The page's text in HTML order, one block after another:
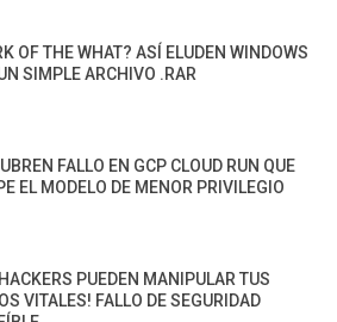
OF THE WHAT? ASÍ ELUDEN WINDOWS
SIMPLE ARCHIVO .RAR
FALLO EN GCP CLOUD RUN QUE
EL MODELO DE MENOR PRIVILEGIO
PUEDEN MANIPULAR TUS
VITALES! FALLO DE SEGURIDAD